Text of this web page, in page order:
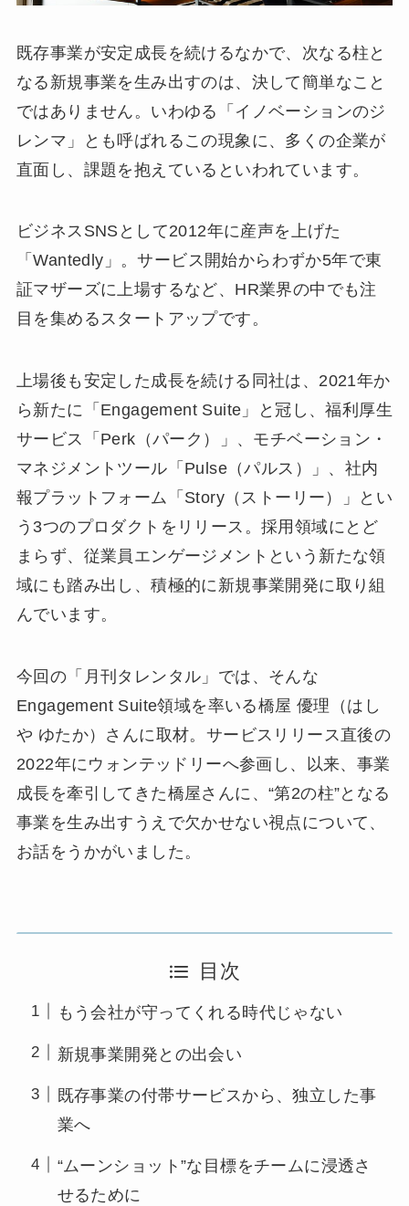
既存事業が安定成長を続けるなかで、次なる柱と
なる新規事業を生み出すのは、決して簡単なこと
ではありません。いわゆる「イノベーションのジ
レンマ」とも呼ばれるこの現象に、多くの企業が
直面し、課題を抱えているといわれています。
ビジネスSNSとして2012年に産声を上げた
「Wantedly」。サービス開始からわずか5年で東
証マザーズに上場するなど、HR業界の中でも注
目を集めるスタートアップです。
上場後も安定した成長を続ける同社は、2021年か
ら新たに「Engagement Suite」と冠し、福利厚生
サービス「Perk（パーク）」、モチベーション・
マネジメントツール「Pulse（パルス）」、社内
報プラットフォーム「Story（ストーリー）」とい
う3つのプロダクトをリリース。採用領域にとど
まらず、従業員エンゲージメントという新たな領
域にも踏み出し、積極的に新規事業開発に取り組
んでいます。
今回の「月刊タレンタル」では、そんな
Engagement Suite領域を率いる橋屋 優理（はし
や ゆたか）さんに取材。サービスリリース直後の
2022年にウォンテッドリーへ参画し、以来、事業
成長を牽引してきた橋屋さんに、“第2の柱”となる
事業を生み出すうえで欠かせない視点について、
お話をうかがいました。
目次
もう会社が守ってくれる時代じゃない
新規事業開発との出会い
既存事業の付帯サービスから、独立した事
業へ
“ムーンショット”な目標をチームに浸透さ
せるために